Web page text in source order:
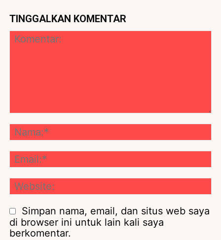
TINGGALKAN KOMENTAR
Simpan nama, email, dan situs web saya
di browser ini untuk lain kali saya
berkomentar.